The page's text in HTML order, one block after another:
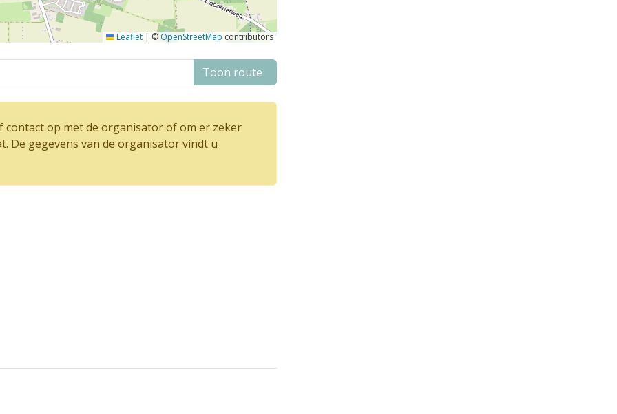
Leaflet | © OpenStreetMap contributors
Toon route
contact op met de organisator of om er zeker
De gegevens van de organisator vindt u